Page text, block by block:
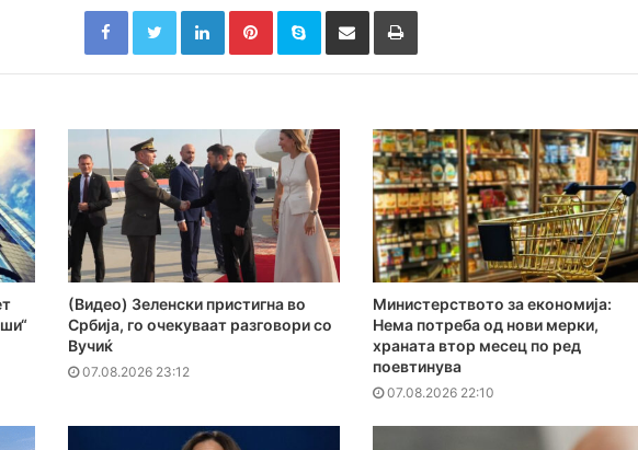
FacebookTwitterLinkedInPinterestSkype Сподели преку Е-маил Испринтај
(Видео) Зеленски пристигна во
Србија, го очекуваат разговори со
Вучиќ
07.08.2026 23:12
Министерството за економија:
Нема потреба од нови мерки,
храната втор месец по ред
поевтинува
07.08.2026 22:10